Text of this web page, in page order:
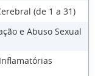
(de 1 a 31)
e Abuso Sexual